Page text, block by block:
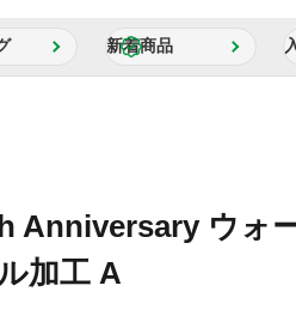
新着商品
Anniversary ウォ
加工 A